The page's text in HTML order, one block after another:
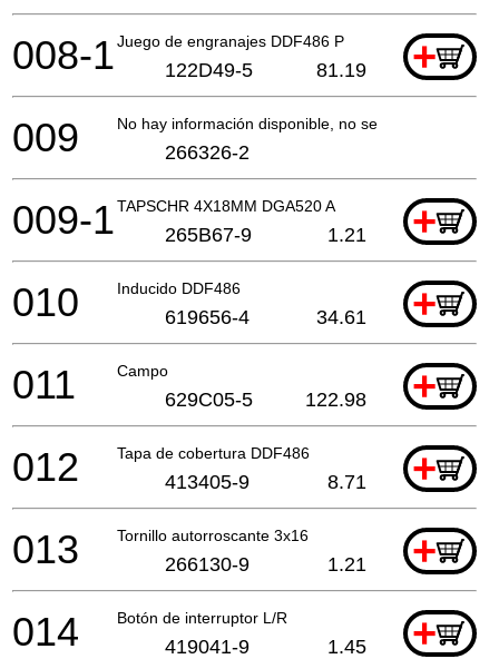
Juego de engranajes DDF486 P +
008-1 122D49-5 81.19
No hay información disponible, no se puede pedir
009 266326-2
TAPSCHR 4X18MM DGA520 A +
009-1 265B67-9 1.21
Inducido DDF486 +
010 619656-4 34.61
Campo +
011 629C05-5 122.98
Tapa de cobertura DDF486 +
012 413405-9 8.71
Tornillo autorroscante 3x16 +
013 266130-9 1.21
Botón de interruptor L/R +
014 419041-9 1.45